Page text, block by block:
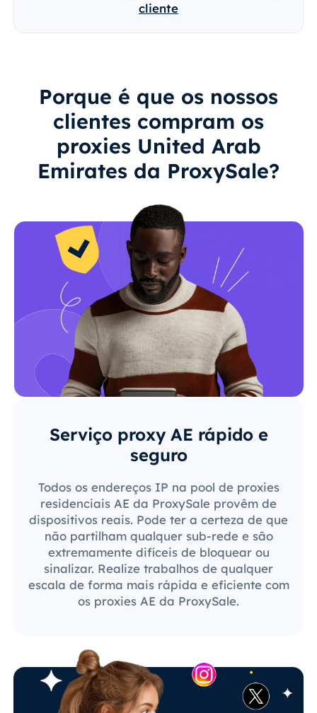
cliente
Porque é que os nossos
clientes compram os
proxies United Arab
Emirates da ProxySale?
Serviço proxy AE rápido e
seguro
Todos os endereços IP na pool de proxies
residenciais AE da ProxySale provêm de
dispositivos reais. Pode ter a certeza de que
não partilham qualquer sub-rede e são
extremamente difíceis de bloquear ou
sinalizar. Realize trabalhos de qualquer
escala de forma mais rápida e eficiente com
os proxies AE da ProxySale.